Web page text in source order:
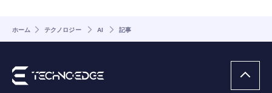
ホーム テクノロジー AI 記事